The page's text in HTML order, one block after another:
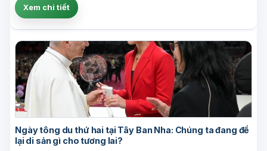
Xem chi tiết
Ngày tông du thứ hai tại Tây Ban Nha: Chúng ta đang để
lại di sản gì cho tương lai?